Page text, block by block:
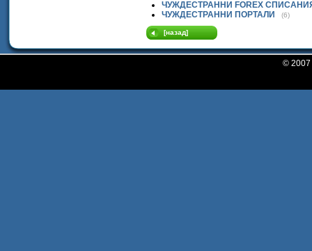
ЧУЖДЕСТРАННИ FOREX
ЧУЖДЕСТРАННИ ПОРТАЛИ
(6)
[назад]
©